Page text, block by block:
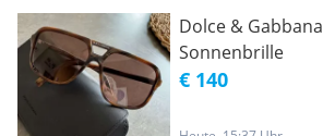
Dolce & Gabbana
Sonnenbrille
€ 140